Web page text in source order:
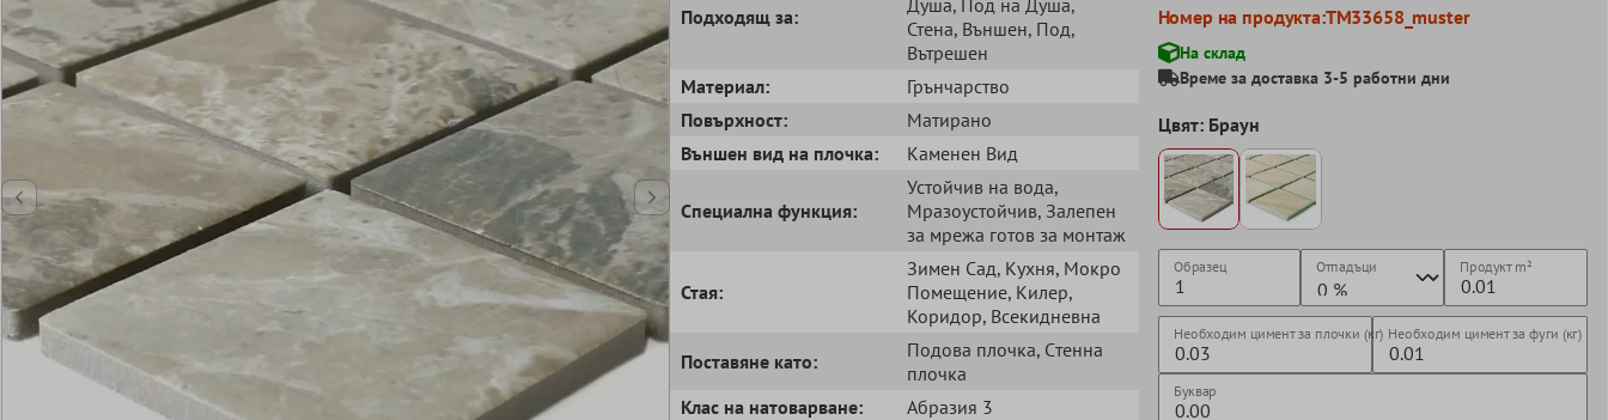
Подходящ за:
Стена, Външен, Под,
Вътрешен
Mатериал:
Грънчарство
Повърхност:
Матирано
Външен вид на плочка:
Kаменен Bид
Специална функция:
Устойчив на вода,
Мразоустойчив, Залепен
за мрежа готов за монтаж
Стая:
Зимен Сад, Кухня, Мокро
Помещение, Килер,
Коридор, Всекидневна
Поставяне като:
Подова плочка, Cтенна
плочка
Клас на натоварване:
Абразия 3
Номер на продукта:TM33658_muster
На склад
Време за доставка 3-5 работни дни
Цвят: Браун
Образец Отпадъци Продуктm²
Необходим цимент за плочки (кг) Необходим цимент за фуги (кг)
Буквар